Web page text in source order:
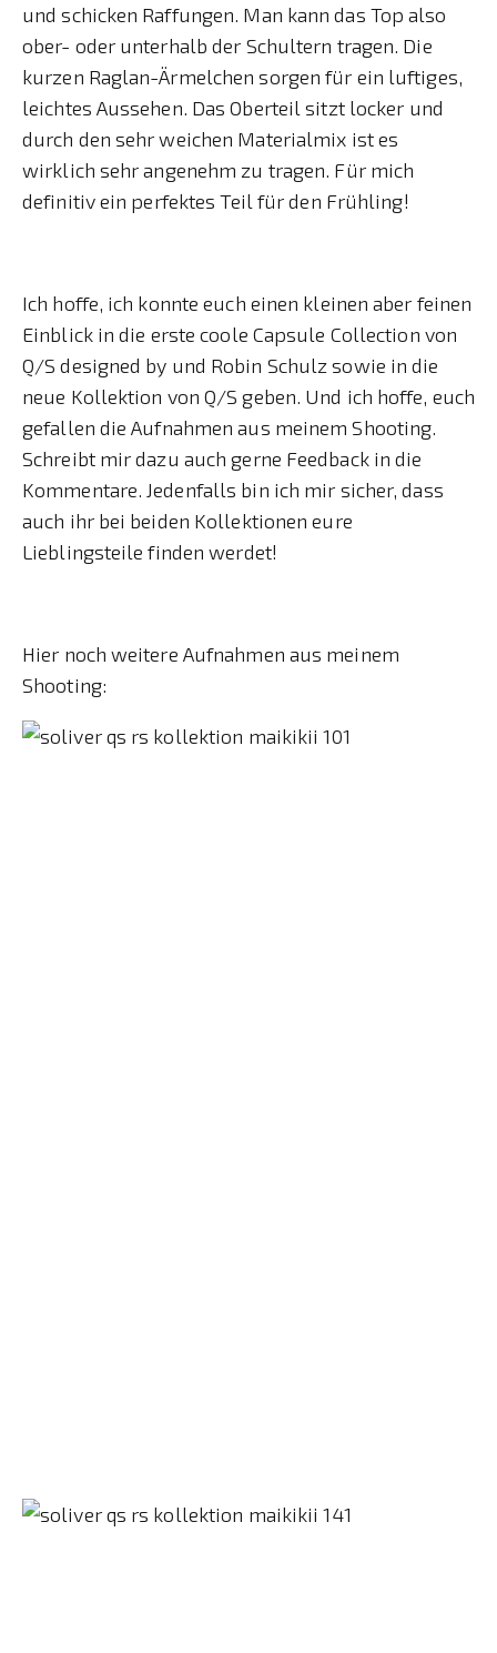
und schicken Raffungen. Man kann das Top also
ober- oder unterhalb der Schultern tragen. Die
kurzen Raglan-Ärmelchen sorgen für ein luftiges,
leichtes Aussehen. Das Oberteil sitzt locker und
durch den sehr weichen Materialmix ist es
wirklich sehr angenehm zu tragen. Für mich
definitiv ein perfektes Teil für den Frühling!
Ich hoffe, ich konnte euch einen kleinen aber feinen
Einblick in die erste coole Capsule Collection von
Q/S designed by und Robin Schulz sowie in die
neue Kollektion von Q/S geben. Und ich hoffe, euch
gefallen die Aufnahmen aus meinem Shooting.
Schreibt mir dazu auch gerne Feedback in die
Kommentare. Jedenfalls bin ich mir sicher, dass
auch ihr bei beiden Kollektionen eure
Lieblingsteile finden werdet!
Hier noch weitere Aufnahmen aus meinem
Shooting: